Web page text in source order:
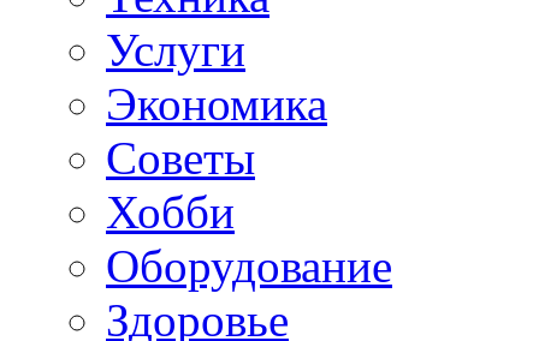
Услуги
Экономика
Советы
Хобби
Oборудование
Здоровье